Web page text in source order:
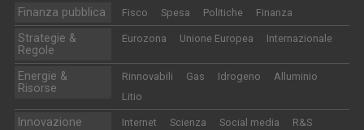
Finanza pubblica Fisco Spesa Politiche Finanza
Strategie &
Regole
Eurozona Unione Europea Internazionale
Energie &
Risorse
Rinnovabili Gas Idrogeno
Alluminio
Litio
Innovazione Internet Scienza Social media R&S